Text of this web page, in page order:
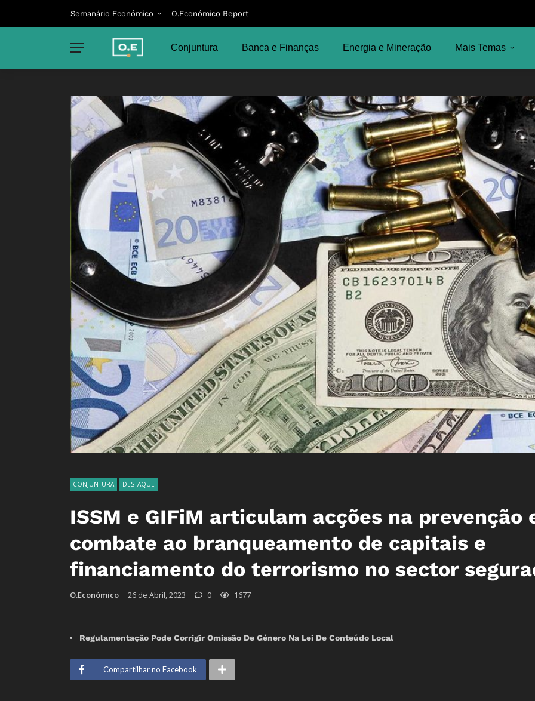
Semanário Económico O.Económico Report
Conjuntura Banca e Finanças Energia e Mineração Mais Temas
CONJUNTURA DESTAQUE
ISSM e GIFiM articulam acções na prevenção
combate ao branqueamento de capitais e
financiamento do terrorismo no sector
O.Económico 26 de Abril, 2023 0 1677
Regulamentação Pode Corrigir Omissão De Género Na Lei De Conteúdo Local
Compartilhar no Facebook